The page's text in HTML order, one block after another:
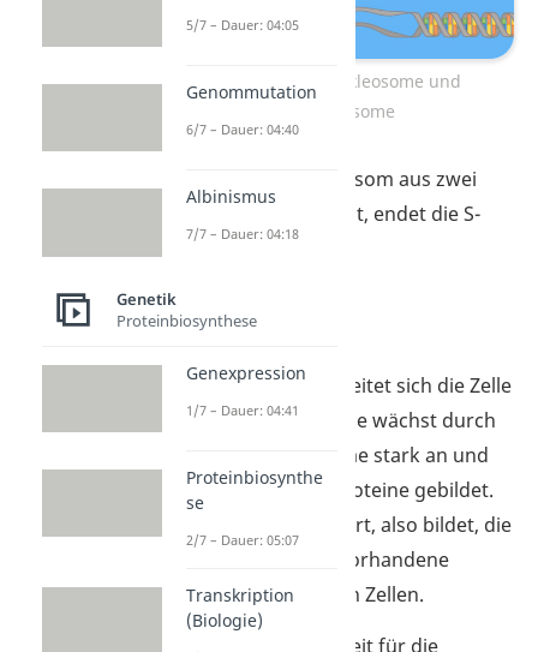
Bildung der Nukleosome und
Chromosome
Wenn jedes Chromosom aus zwei
Chromatiden besteht, endet die S-
Phase.
G2-Phase
In derG2-Phase
bereitet sich die Zelle
für die Mitose vor. Sie wächst durch
Flüssigkeitsaufnahme stark an und
es werden Mitoseproteine gebildet.
Daneben synthetisiert, also bildet, die
Zelle RNA und löst vorhandene
Kontakte zu anderen Zellen.
Jetzt ist die Zelle bereit für die
5/7 – Dauer: 04:05
Genommutation
6/7 – Dauer: 04:40
Albinismus
7/7 – Dauer: 04:18
Genetik
Proteinbiosynthese
Genexpression
1/7 – Dauer: 04:41
Proteinbiosynthe
se
2/7 – Dauer: 05:07
Transkription
(Biologie)